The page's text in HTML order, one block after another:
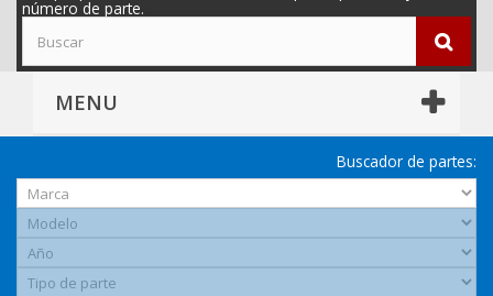
número de parte.
MENU
Buscador de partes: